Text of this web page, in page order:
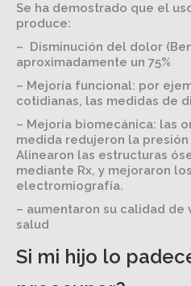
Se ha demostrado que el
produce:
– Disminución del dolor
aproximadamente un 75%
– Mejoría funcional: por
cotidianas, las medidas de
– Mejoría biomecánica: las
medida redujeron la presión
Alinearon las estructuras
mediante Rx, y mejoraron
electromiografía.
– aumentaron su calidad
salud
Si mi hijo lo